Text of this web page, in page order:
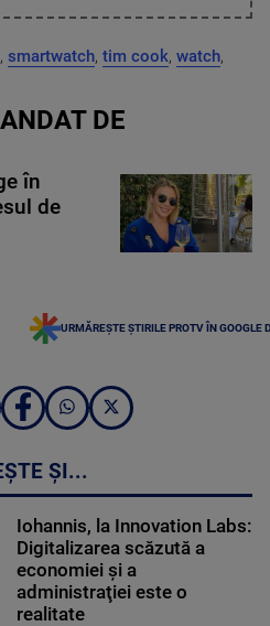
, smartwatch, tim cook, watch,
DE
în
de
URMĂREȘTE ȘTIRILE PROTV ÎN GOOGLE
ȘI...
Iohannis, la Innovation Labs:
Digitalizarea scăzută a
economiei şi a
administraţiei este o
realitate